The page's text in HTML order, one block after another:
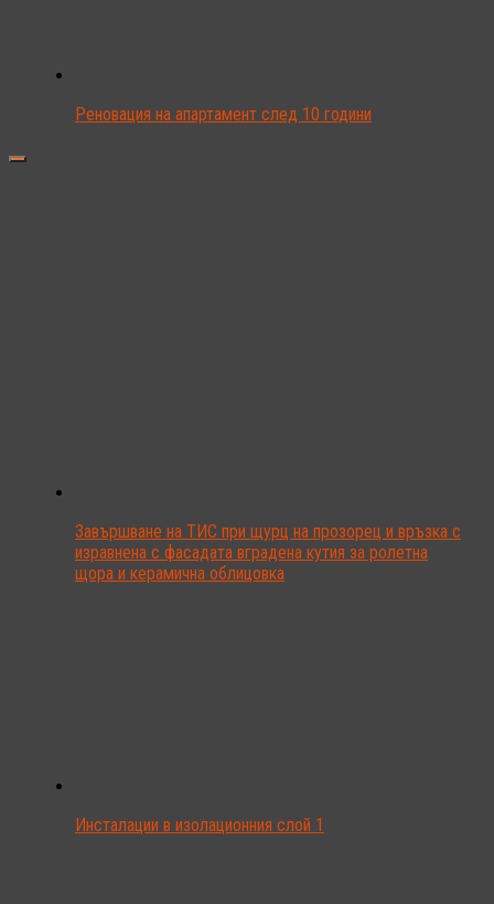
Реновация на апартамент след 10 години
Завършване на ТИС при щурц на прозорец и връзка с
изравнена с фасадата вградена кутия за ролетна
щора и керамична облицовка
Инсталации в изолационния слой 1